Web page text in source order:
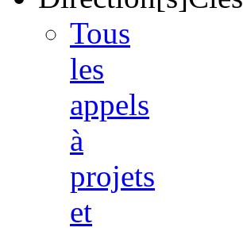
Tous
les
appels
à
projets
et